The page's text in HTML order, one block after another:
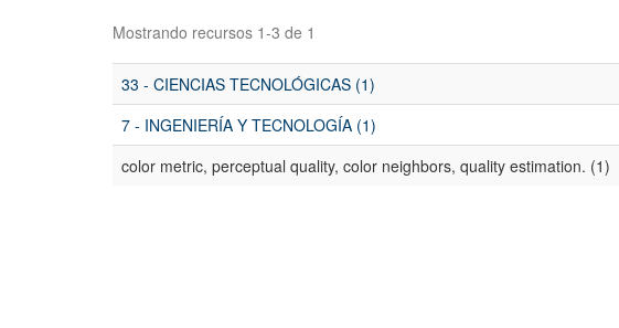
Mostrando recursos 1-3 de 1
33 - CIENCIAS TECNOLÓGICAS (1)
7 - INGENIERÍA Y TECNOLOGÍA (1)
color metric, perceptual quality, color neighbors, quality estimation. (1)